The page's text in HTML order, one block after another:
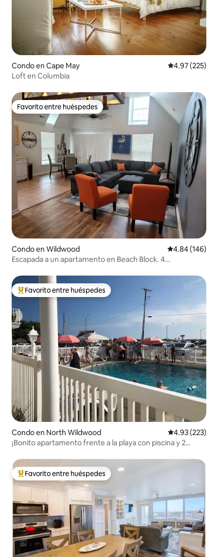
Condo en Cape May Calificación
4.97 (225)
Loft en Columbia
Favorito entre huéspedes
Favorito entre huéspedes
Condo en Wildwood Calificación
4.84 (146)
Escapada a un apartamento en Beach Block. 4
Favorito entre huéspedes preferido
Favorito entre huéspedes
Condo en North Wildwood Calificación
4.93 (223)
¡Bonito apartamento frente a la playa con piscina y 2
Favorito entre huéspedes preferido
Favorito entre huéspedes